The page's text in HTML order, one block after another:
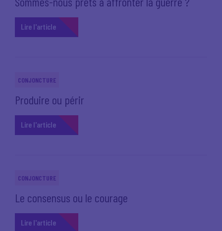
Lire l'article
CONJONCTURE
Produire ou périr
Lire l'article
CONJONCTURE
Le consensus ou le courage
Lire l'article